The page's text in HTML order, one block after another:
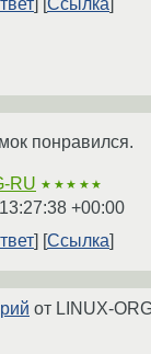
Ссылка
понравился.
RU ★★★★★
+00:00
Ссылка
от LINUX-